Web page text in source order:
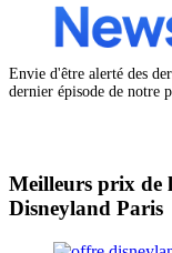
Envie d'être alerté des
dernier épisode de notre
Meilleurs prix de
Disneyland Paris